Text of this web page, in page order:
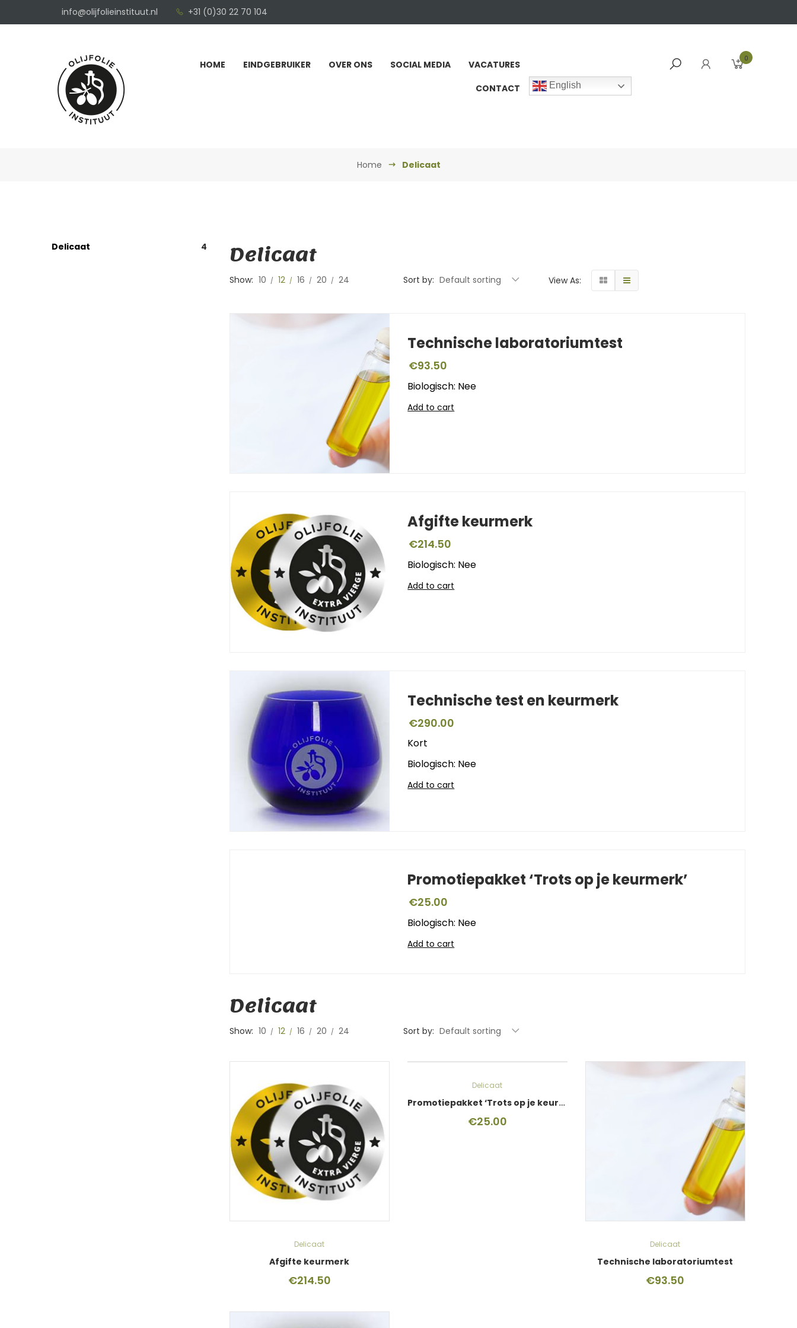
info@olijfolieinstituut.nl +31 (0)30 22 70 104
HOME EINDGEBRUIKER OVER ONS SOCIAL MEDIA
VACATURES
CONTACT
English
0
Home Delicaat
Delicaat 4 Delicaat
Show: 10 12 16 20 24 Sort by: Default sorting View As:
Technische laboratoriumtest
€93.50
Biologisch: Nee
Add to cart
Afgifte keurmerk
€214.50
Biologisch: Nee
Add to cart
Technische test en keurmerk
€290.00
Kort
Biologisch: Nee
Add to cart
Promotiepakket ‘Trots op je keurmerk’
€25.00
Biologisch: Nee
Add to cart
Delicaat
Show: 10 12 16 20 24 Sort by: Default sorting
Delicaat
Afgifte keurmerk
€214.50
Delicaat
Promotiepakket ‘Trots op je keurmerk’
€25.00
Delicaat
Technische laboratoriumtest
€93.50